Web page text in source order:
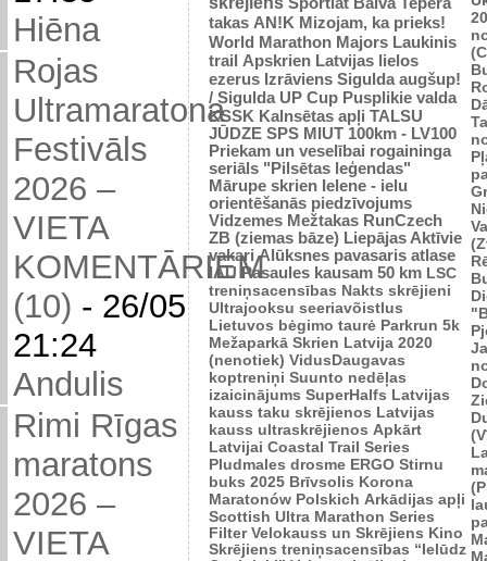
Hiēna
Rojas
Ultramaratona
Festivāls
2026 –
VIETA
KOMENTĀRIEM
(10) - 26/05
21:24
Andulis
Rimi Rīgas
maratons
2026 –
VIETA
takas AN!K Mizojam, ka prieks!
World Marathon Majors Laukinis
trail Apskrien Latvijas lielos
ezerus Izrāviens Sigulda augšup!
/ Sigulda UP Cup Pusplikie valda
KSSK Kalnsētas apļi TALSU
JŪDZE SPS MIUT 100km - LV100
Priekam un veselībai rogaininga
seriāls "Pilsētas leģendas"
Mārupe skrien Ielene - ielu
orientēšanās piedzīvojums
Vidzemes Mežtakas RunCzech
ZB (ziemas bāze) Liepājas Aktīvie
vakari Alūksnes pavasaris atlase
IAU Pasaules kausam 50 km LSC
treniņsacensības Nakts skrējieni
Ultrajooksu seeriavõistlus
Lietuvos bėgimo taurė Parkrun 5k
Mežaparkā Skrien Latvija 2020
(nenotiek) VidusDaugavas
koptreniņi Suunto nedēļas
izaicinājums SuperHalfs Latvijas
kauss taku skrējienos Latvijas
kauss ultraskrējienos Apkārt
Latvijai Coastal Trail Series
Pludmales drosme ERGO Stirnu
buks 2025 Brīvsolis Korona
Maratonów Polskich Arkādijas apļi
Scottish Ultra Marathon Series
Filter Velokauss un Skrējiens Kino
Skrējiens treniņsacensības “Ielūdz